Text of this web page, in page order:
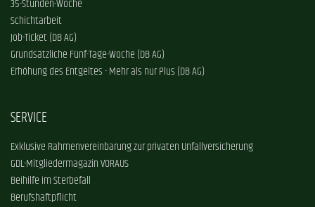
35-Stunden-Woche
Schichtarbeit
Job-Ticket (DB AG)
Grundsätzliche Fünf-Tage-Woche (DB AG)
Erhöhung des Entgeltes - Mehr als nur Plus (DB AG)
SERVICE
Exklusive Rahmenvereinbarung zur privaten Unfallversicherung
GDL-Mitgliedermagazin VORAUS
Beihilfe im Sterbefall
Berufshaftpflicht